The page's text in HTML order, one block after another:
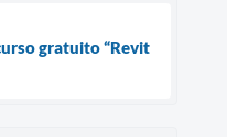
gratuito “Revit